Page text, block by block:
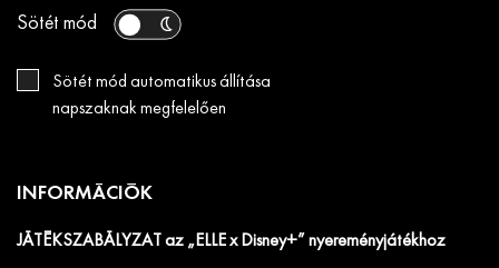
Sötét mód
Sötét mód automatikus állítása
napszaknak megfelelően
INFORMÁCIÓK
JÁTÉKSZABÁLYZAT az „ELLE x Disney+” nyereményjátékhoz